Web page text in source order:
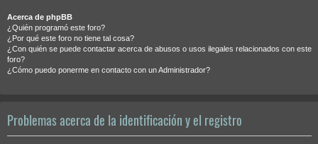
Acerca de phpBB
¿Quién programó este foro?
¿Por qué este foro no tiene tal cosa?
¿Con quién se puede contactar acerca de abusos o usos ilegales relacionados con este
foro?
¿Cómo puedo ponerme en contacto con un Administrador?
Problemas acerca de la identificación y el registro